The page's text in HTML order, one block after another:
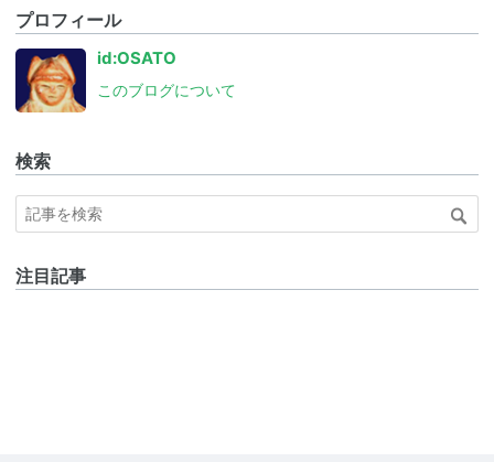
プロフィール
id:OSATO
このブログについて
検索
注目記事